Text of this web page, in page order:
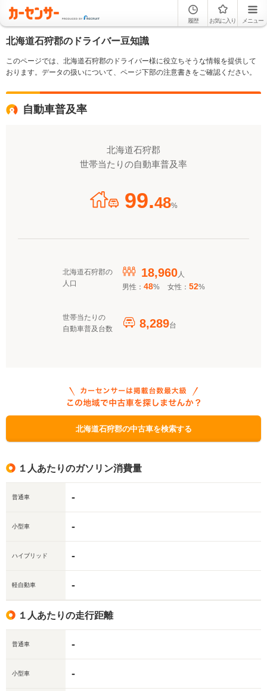
履歴 お気に入り メニュー
北海道石狩郡のドライバー豆知識
このページでは、北海道石狩郡のドライバー様に役立ちそうな情報を提供して
おります。データの扱いについて、ページ下部の注意書きをご確認ください。
自動車普及率
北海道石狩郡
世帯当たりの自動車普及率
99.48%
北海道石狩郡の
人口
18,960人
男性： 48% 女性： 52%
世帯当たりの
自動車普及台数
8,289台
北海道石狩郡の中古車を検索する
１人あたりのガソリン消費量
普通車 -
小型車 -
ハイブリッド -
軽自動車 -
１人あたりの走行距離
普通車 -
小型車 -